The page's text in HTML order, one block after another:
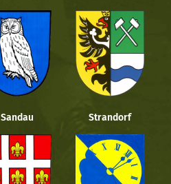
Sandau Strandorf